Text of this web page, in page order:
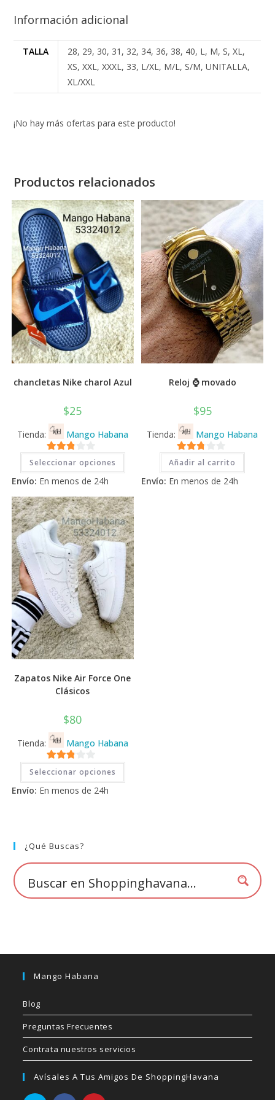
Información adicional
TALLA
28, 29, 30, 31, 32, 34, 36, 38, 40, L, M, S, XL,
XS, XXL, XXXL, 33, L/XL, M/L, S/M, UNITALLA,
XL/XXL
¡No hay más ofertas para este producto!
Productos relacionados
chancletas Nike charol Azul
$25
Tienda: Mango Habana
2.71
de 5
Seleccionar opciones
Este
tiene
múltiples
Las
opciones
se
pueden
elegir
en
la
página
de
producto
Envío: En menos de 24h
Reloj ⌚ movado
$95
Tienda: Mango Habana
2.71
de 5
Añadir al carrito
Envío: En menos de 24h
Zapatos Nike Air Force One
Clásicos
$80
Tienda: Mango Habana
2.71
de 5
Seleccionar opciones
Este
tiene
la
de
producto
Envío: En menos de 24h
¿Qué Buscas?
Mango Habana
Blog
Preguntas Frecuentes
Contrata nuestros servicios
Avísales A Tus Amigos De ShoppingHavana